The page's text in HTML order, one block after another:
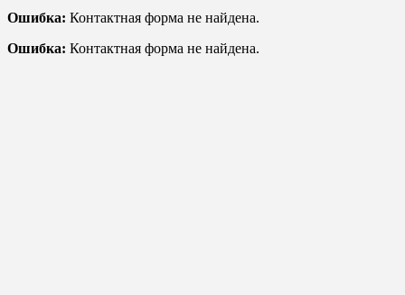
Ошибка: Контактная форма не найдена.
Ошибка: Контактная форма не найдена.